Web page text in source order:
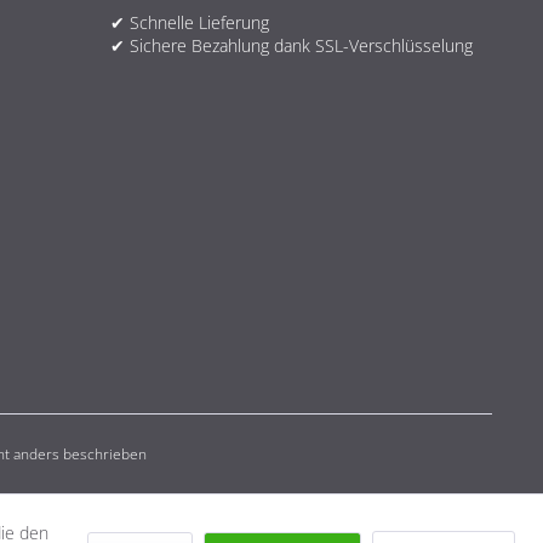
✔ Schnelle Lieferung
✔ Sichere Bezahlung dank SSL-Verschlüsselung
anders beschrieben
den